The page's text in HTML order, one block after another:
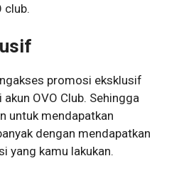
club.
promosi eksklusif
OVO Club. Sehingga
untuk mendapatkan
dengan mendapatkan
yang kamu lakukan.